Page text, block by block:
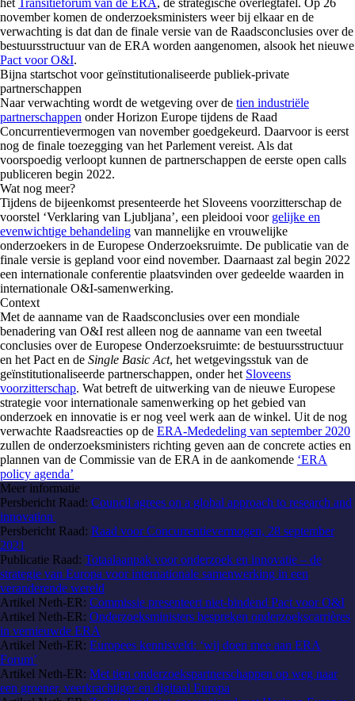
het Transitieforum van de ERA, de strategische overlegtafel. Op 26
november komen de onderzoeksministers weer bij elkaar en de
verwachting is dat dan de finale versie van de Raadsconclusies over de
bestuursstructuur van de ERA worden aangenomen, alsook het nieuwe
Pact voor O&I.
Bijna startschot voor geïnstitutionaliseerde publiek-private
partnerschappen
Naar verwachting wordt de wetgeving over de tien industriële
partnerschappen onder Horizon Europe tijdens de Raad
Concurrentievermogen van november goedgekeurd. Daarvoor is eerst
nog de finale toezegging van het Parlement vereist. Als dat
voorspoedig verloopt kunnen de partnerschappen de eerste open calls
publiceren begin 2022.
Wat nog meer?
Tijdens de bijeenkomst presenteerde het Sloveens voorzitterschap de
voorstel ‘Verklaring van Ljubljana’, een pleidooi voor gelijke en
evenwichtige behandeling van mannelijke en vrouwelijke
onderzoekers in de Europese Onderzoeksruimte. De publicatie van de
finale versie is gepland voor eind november. Daarnaast zal begin 2022
een internationale conferentie plaatsvinden over gedeelde waarden in
internationale O&I-samenwerking.
Context
Met de aanname van de Raadsconclusies over een mondiale
benadering van O&I rest alleen nog de aanname van een tweetal
conclusies over de Europese Onderzoeksruimte: de bestuursstructuur
en het Pact en de Single Basic Act, het wetgevingsstuk van de
geïnstitutionaliseerde partnerschappen, onder het Sloveens
voorzitterschap. Wat betreft de uitwerking van de nieuwe Europese
strategie voor internationale samenwerking op het gebied van
onderzoek en innovatie is er nog veel werk aan de winkel. Uit de nog
verwachte Raadsreacties op de ERA-Mededeling van september 2020
zullen de onderzoeksministers richting geven aan de concrete acties en
plannen van de Commissie van de ERA in de aankomende ‘ERA
policy agenda’
Meer informatie
Persbericht Raad: Council agrees on a global approach to research and
innovation
Persbericht Raad: Raad voor Concurrentievermogen, 28 september
2021
Publicatie Raad: Totaalaanpak voor onderzoek en innovatie – de
strategie van Europa voor internationale samenwerking in een
veranderende wereld
Artikel Neth-ER: Commissie presenteert niet-bindend Pact voor O&I
Artikel Neth-ER: Onderzoeksministers bespreken onderzoekscarrières
in vernieuwde ERA
Artikel Neth-ER: Europees kennisveld: ‘wij doen mee aan ERA
Forum’
Artikel Neth-ER: Met tien onderzoekspartnerschappen op weg naar
een groener, veerkrachtiger en digitaal Europa